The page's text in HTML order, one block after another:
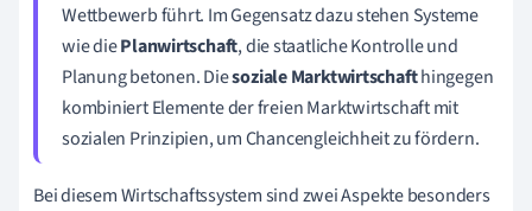
Wettbewerb führt. Im Gegensatz dazu stehen Systeme
wie diePlanwirtschaft, die staatliche Kontrolle und
Planung betonen. Diesoziale Marktwirtschafthingegen
kombiniert Elemente der freien Marktwirtschaft mit
sozialen Prinzipien, um Chancengleichheit zu fördern.
Bei diesem Wirtschaftssystem sind zwei Aspekte besonders